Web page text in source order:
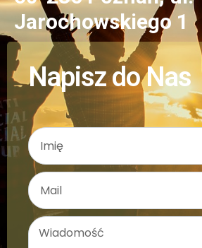
Jarochowskiego 1
Napisz do Nas